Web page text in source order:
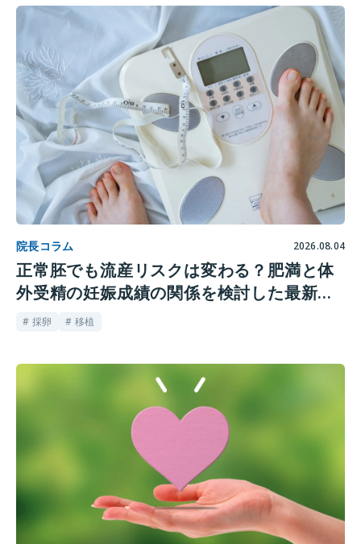
院長コラム 2026.08.04
正常胚でも流産リスクは変わる？肥満と体
外受精の妊娠成績の関係を検討した最新研
究
# 採卵 # 移植